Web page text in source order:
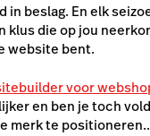
in beslag. En elk
klus die op jou
website bent.
voor
en ben je toch
merk te positioneren..